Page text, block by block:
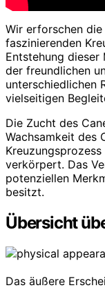
Wir erforschen
faszinierenden
Entstehung
der freundlichen
unterschiedlichen
vielseitigen
Die Zucht des
Wachsamkeit des
verkörpert. Das
potenziellen
besitzt.
Übersicht
Das äußere